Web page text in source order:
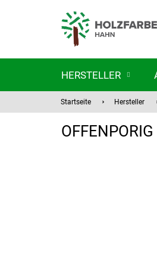
HERSTELLER
Startseite Hersteller